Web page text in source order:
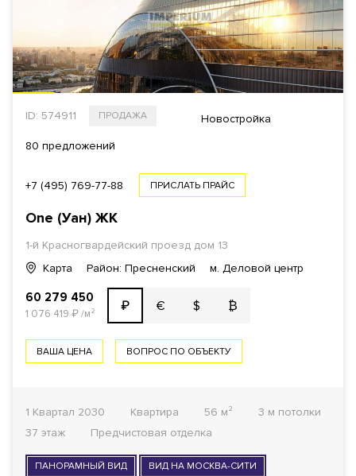
ID: 574911 ПРОДАЖА Новостройка
80 предложений
+7 (495) 769-77-88 ПРИСЛАТЬ ПРАЙС
One (Уан) ЖК
1-й Красногвардейский проезд дом 13
Карта
Район: Пресненский м. Деловой центр
60 279 450
1 076 419 ₽/м² ₽ € $ ₿
ВАША ЦЕНА ВОПРОС ПО ОБЪЕКТУ
1 Квартал 2030 Квартира 56 м²
3 м потолки
37 этаж
Предчистовая отделка
ПАНОРАМНЫЙ ВИД ВИД НА МОСКВА-СИТИ